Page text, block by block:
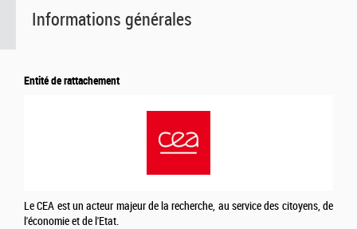
Informations générales
Entité de rattachement
Le CEA est un acteur majeur de la recherche, au service des citoyens, de
l'économie et de l'Etat.